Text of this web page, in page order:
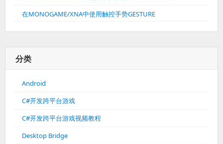
在MONOGAME/XNA中使用触控手势GESTURE
分类
Android
C#开发跨平台游戏
C#开发跨平台游戏视频教程
Desktop Bridge